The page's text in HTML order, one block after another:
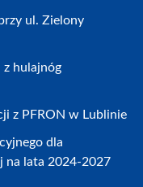
ul. Zielony
z hulajnóg
z PFRON w Lublinie
dla
na lata 2024-2027